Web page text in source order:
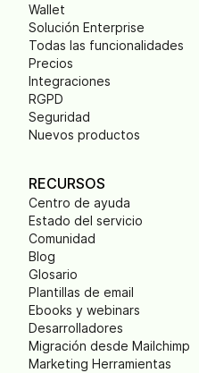
Wallet
Solución Enterprise
Todas las funcionalidades
Precios
Integraciones
RGPD
Seguridad
Nuevos productos
RECURSOS
Centro de ayuda
Estado del servicio
Comunidad
Blog
Glosario
Plantillas de email
Ebooks y webinars
Desarrolladores
Migración desde Mailchimp
Marketing Herramientas